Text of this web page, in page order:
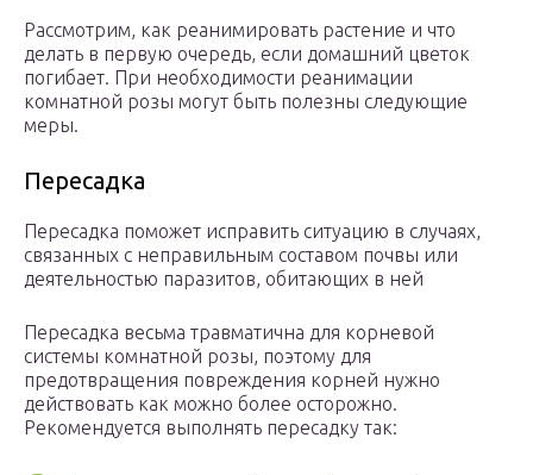
Рассмотрим, как реанимировать растение и что
делать в первую очередь, если домашний цветок
погибает. При необходимости реанимации
комнатной розы могут быть полезны следующие
меры.
Пересадка
Пересадка поможет исправить ситуацию в случаях,
связанных с неправильным составом почвы или
деятельностью паразитов, обитающих в ней
Пересадка весьма травматична для корневой
системы комнатной розы, поэтому для
предотвращения повреждения корней нужно
действовать как можно более осторожно.
Рекомендуется выполнять пересадку так: